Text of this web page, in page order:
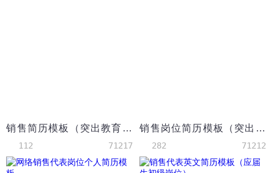
销售简历模板（突出教育背景和成绩）
112 71217
销售岗位简历模板（突出教育背景）
282 71212